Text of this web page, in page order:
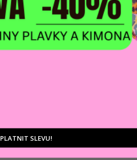
Minimalistická, psaná
Oblečení je měřeno na ploše,
SLEVU!